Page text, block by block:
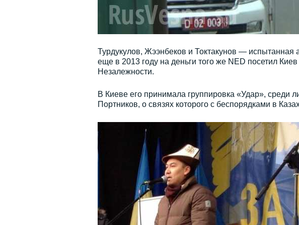
Турдукулов, Жээнбеков и Токтакунов —
еще в 2013 году на деньги того же NED посетил
Незалежности.
В Киеве его принимала группировка «Удар», среди
Портников, о связях которого с беспорядками в